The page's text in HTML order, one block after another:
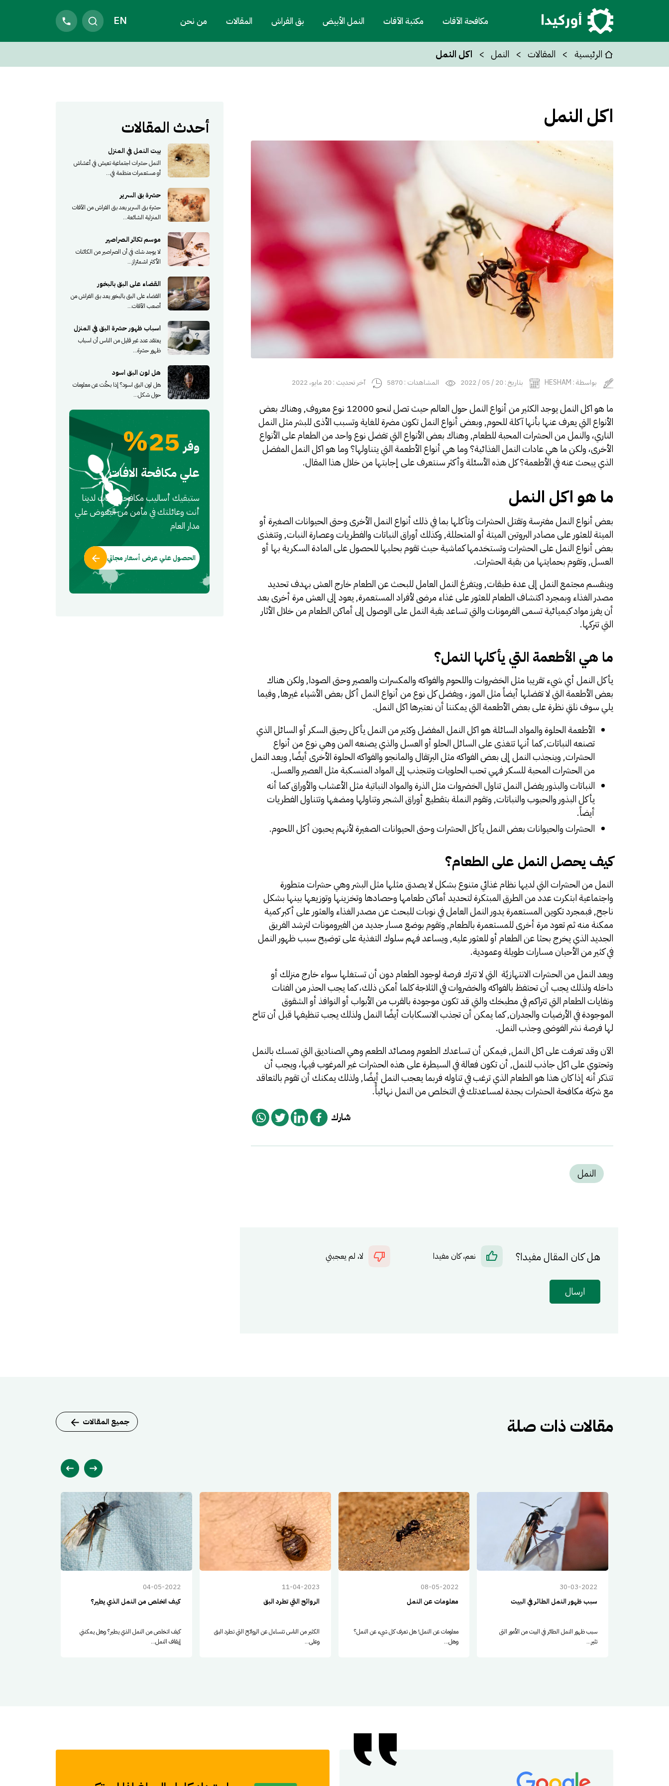
مكافحة الآفات مكتبة الآفات النمل الأبيض بق الفراش المقالات من نحن EN
الرئيسية المقالات النمل اكل النمل
اكل النمل
بواسطة : HESHAM بتاريخ : 20 / 05 / 2022 المشاهدات : 5870 آخر تحديث : 20 مايو، 2022
ما هو اكل النمل يوجد الكثير من أنواع النمل حول العالم حيث تصل لنحو 12000 نوع معروف, وهناك بعض
الأنواع التي يعرف عنها بأنها آكلة للحوم, وبعض أنواع النمل تكون مضرة للغاية وتسبب الأذى للبشر مثل النمل
الناري، والنمل من الحشرات المحبة للطعام, وهناك بعض الأنواع التي تفضل نوع واحد من الطعام على الأنواع
الأخرى، ولكن ما هي عادات النمل الغذائية؟ وما هي أنواع الأطعمة التي يتناولها؟ وما هو اكل النمل المفضل
الذي يبحث عنه في الأطعمة؟ كل هذه الأسئلة وأكثر سنتعرف على إجابتها من خلال هذا المقال.
ما هو اكل النمل
بعض أنواع النمل مفترسة وتقتل الحشرات وتأكلها بما في ذلك أنواع النمل الأخرى وحتى الحيوانات الصغيرة أو
الميتة للعثور على مصادر البروتين الميتة أو المتحللة, وكذلك أوراق النباتات والفطريات وعصارة النبات, وتتغذى
بعضأنواع النملعلى الحشرات وتستخدمها كماشية حيث تقوم بحلبها للحصول على المادة السكرية بها أو
العسل, وتقوم بحمايتها من بقية الحشرات.
وينقسم مجتمع النمل إلى عدة طبقات, ويتفرغ النمل العامل للبحث عن الطعام خارج العش بهدف تحديد
مصدر الغذاء وبمجرد اكتشاف الطعام للعثور على غذاء مرضى لأفراد المستعمرة, يعود إلى العش مرة أخرى بعد
أن يفرز مواد كيميائية تسمى الفرمونات والتي تساعد بقية النمل على الوصول إلى أماكن الطعام من خلال الأثار
التي تتركها.
ما هي الأطعمة التي يأكلها النمل؟
يأكل النمل أي شيء تقريبا مثل الخضروات واللحوم والفواكه والمكسرات والعصير وحتى الصودا, ولكن هناك
بعض الأطعمة التي لا تفضلها أيضاً مثل الموز ، ويفضل كل نوع من أنواع النمل أكل بعض الأشياء غيرها, وفيما
يلي سوف نلقِ نظرة على بعض الأطعمة التي يمكننا أن نعتبرها اكل النمل.
الأطعمة الحلوة والمواد السائلة هو اكل النمل المفضل وكثير من النمل يأكل رحيق السكر أو السائل الذي
تصنعه النباتات, كما أنها تتغذى على السائل الحلو أو العسل والذي يصنعه المن وهي نوع من أنواع
الحشرات, وينجذب النمل إلى بعض الفواكه مثل البرتقال والمانجو والفواكه الحلوة الأخرى أيضًا, ويعد النمل
من الحشرات المحبة للسكر فهي تحب الحلويات وتنجذب إلى المواد المنسكبة مثل العصير والعسل.
النباتات والبذور يفضل النمل تناول الخضروات مثل الذرة والمواد النباتية مثل الأعشاب والأوراق كما أنه
يأكل البذور والحبوب والنباتات, وتقوم النملة بتقطيع أوراق الشجر وتناولها ومضغها وتتناول الفطريات
أيضاً.
الحشرات والحيوانات بعض النمل يأكل الحشرات وحتى الحيوانات الصغيرة لأنهم يحبون أكل اللحوم.
كيف يحصل النمل على الطعام؟
النمل من الحشرات التي لديها نظام غذائي متنوع بشكل لا يصدق مثلها مثل البشر وهي حشرات متطورة
واجتماعية ابتكرت عدد من الطرق المبتكرة لتحديد أماكن طعامها وحصادها وتخزينها وتوزيعها بينها بشكل
ناجح, فبمجرد تكوين المستعمرة يدور النمل العامل في نوبات للبحث عن مصدر الغذاء والعثور على أكبر كمية
ممكنة منه ثم تعود مرة أخرى للمستعمرة بالطعام, وتقوم بوضع مسار جديد من الفيرومونات لترشد الفريق
الجديد الذي يخرج بحثا عن الطعام أو للعثور عليه, ويساعد فهم سلوك التغذية على توضيح سبب ظهور النمل
في كثير من الأحيان مسارات طويلة وعمودية.
ويعد النمل من الحشرات الانتهازيًة التي لا تترك فرصة لوجود الطعام دون أن تستغلها سواء خارج منزلك أو
داخله ولذلك يجب أن تحتفظ بالفواكه والخضروات في الثلاجة كلما أمكن ذلك، كما يجب الحذر من الفتات
ونفايات الطعام التي تتراكم في مطبخك والتي قد تكون موجودة بالقرب من الأبواب أو النوافذ أو الشقوق
الموجودة في الأرضيات والجدران, كما يمكن أن تجذب الانسكابات أيضًا النمل ولذلك يجب تنظيفها قبل أن تتاح
لها فرصة نشر الفوضى وجذب النمل.
الآن وقد تعرفت على اكل النمل, فيمكن أن تساعدك الطعوم ومصائد الطعم وهي الصناديق التي تمسك بالنمل
وتحتوي على اكل جاذب للنمل, أن تكون فعالة في السيطرة على هذه الحشرات غير المرغوب فيها، ويجب أن
تتذكر أنه إذا كان هذا هو الطعام الذي ترغب في تناوله فربما يعجب النمل أيضًا, ولذلك يمكنك أن تقوم بالتعاقد
معشركة مكافحة الحشرات بجدةلمساعدتك في التخلص من النمل نهائياًً.
شارك
النمل
أحدث المقالات
بيت النمل في المنزل
النمل حشرات اجتماعية تعيش في أعشاش
أو مستعمرات منظمة في...
حشرة بق السرير
حشرة بق السرير يعد بق الفراش من الآفات
المنزلية الشائعة...
موسم تكاثر الصراصير
لا يوجد شك في أن الصراصير من الكائنات
الأكثر اشمئزاز...
القضاء على البق بالبخور
القضاء على البق بالبخور يعد بق الفراش من
أصعب الآفات...
اسباب ظهور حشرة البق في المنزل
يعتقد عدد غير قليل من الناس أن اسباب
ظهور حشرة...
هل لون البق اسود
هل لون البق اسود؟ إذا بحثْت عن معلومات
حول شكل...
وفر 25%
علي مكافحة الافات
ستبقيك أساليب مكافحه الافات لدينا
أنت وعائلتك في مأمن من البعوض علي
مدار العام
الحصول علي عرض أسعار مجاني
هل كان المقال مفيدا؟ نعم، كان مفيدا لا، لم يعجبني
ارسال
مقالات ذات صلة جميع المقالات
30-03-2022
سبب ظهور النمل الطائر في البيت
سبب ظهور النمل الطائر في البيت من الأمور التى
تثير...
08-05-2022
معلومات عن النمل
معلومات عن النمل! هل تعرف كل شيء عن النمل؟
وهل...
11-04-2023
الروائح التي تطرد البق
الكثير من الناس تتساءل عن الروائح التي تطرد البق
وعلى...
04-05-2022
كيف اتخلص من النمل الذي يطير؟
كيف اتخلص من النمل الذي يطير؟ وهل يمكنني
إيقاف النمل...